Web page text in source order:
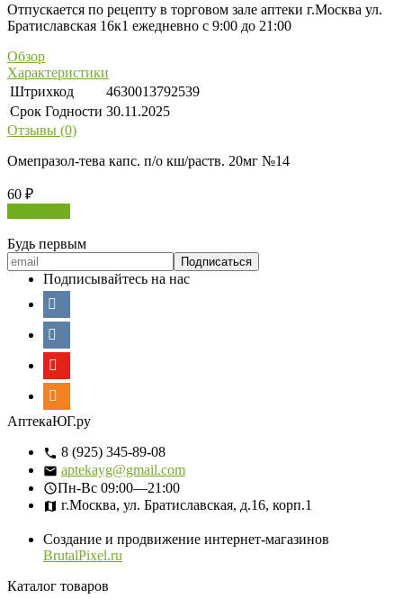
Отпускается по рецепту в торговом зале аптеки г.Москва ул.
Братиславская 16к1 ежедневно с 9:00 до 21:00
Обзор
Характеристики
Штрихкод
4630013792539
Срок Годности 30.11.2025
Отзывы (0)
Омепразол-тева капс. п/о кш/раств. 20мг №14
60 ₽
Будь первым
Подписывайтесь на нас
АптекаЮГ.ру
8 (925) 345-89-08
aptekayg@gmail.com
Пн-Вс 09:00—21:00
г.Москва, ул. Братиславская, д.16, корп.1
Создание и продвижение интернет-магазинов
BrutalPixel.ru
Каталог товаров